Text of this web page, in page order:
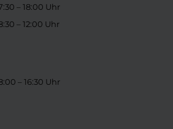
– 18:00 Uhr
– 12:00 Uhr
– 16:30 Uhr